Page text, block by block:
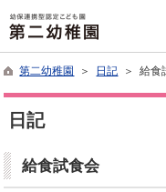
第二幼稚園 ＞ 日記 ＞ 給食
日記
給食試食会